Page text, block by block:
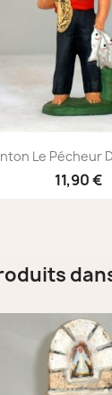
Le Pécheur
11,90 €